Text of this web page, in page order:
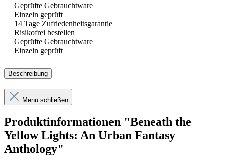
Geprüfte Gebrauchtware
Einzeln geprüft
14 Tage Zufriedenheitsgarantie
Risikofrei bestellen
Geprüfte Gebrauchtware
Einzeln geprüft
Beschreibung
Menü schließen
Produktinformationen "Beneath the
Yellow Lights: An Urban Fantasy
Anthology"